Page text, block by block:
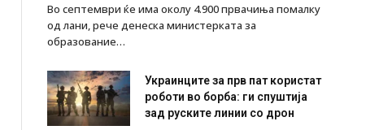
Во септември ќе има околу 4.900 првачиња помалку
од лани, рече денеска министерката за
образование…
Украинците за прв пат користат
роботи во борба: ги спуштија
зад руските линии со дрон